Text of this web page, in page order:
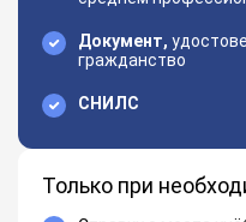
Документ,
гражданство
СНИЛС
Только при